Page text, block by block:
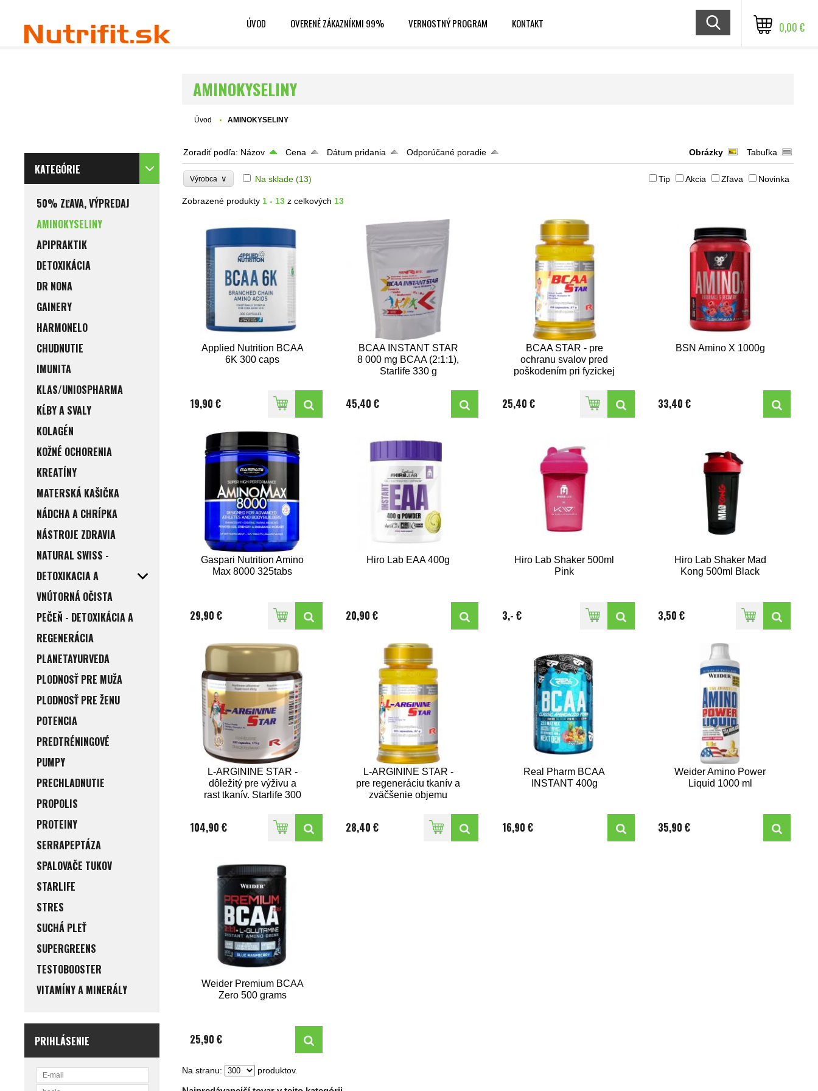
ÚVOD OVERENÉ ZÁKAZNÍKMI 99% VERNOSTNÝ PROGRAM KONTAKT 0,00 €
KATEGÓRIE
50% ZĽAVA, VÝPREDAJ
AMINOKYSELINY
APIPRAKTIK
DETOXIKÁCIA
DR NONA
GAINERY
HARMONELO
CHUDNUTIE
IMUNITA
KLAS/UNIOSPHARMA
KĹBY A SVALY
KOLAGÉN
KOŽNÉ OCHORENIA
KREATÍNY
MATERSKÁ KAŠIČKA
NÁDCHA A CHRÍPKA
NÁSTROJE ZDRAVIA
NATURAL SWISS -
DETOXIKACIA A
VNÚTORNÁ OČISTA
PEČEŇ - DETOXIKÁCIA A
REGENERÁCIA
PLANETAYURVEDA
PLODNOSŤ PRE MUŽA
PLODNOSŤ PRE ŽENU
POTENCIA
PREDTRÉNINGOVÉ
PUMPY
PRECHLADNUTIE
PROPOLIS
PROTEINY
SERRAPEPTÁZA
SPALOVAČE TUKOV
STARLIFE
STRES
SUCHÁ PLEŤ
SUPERGREENS
TESTOBOOSTER
VITAMÍNY A MINERÁLY
PRIHLÁSENIE
AMINOKYSELINY
Úvod AMINOKYSELINY
Zoradiť podľa: Názov Cena Dátum pridania Odporúčané poradie Obrázky Tabuľka
Výrobca ∨ Na sklade (13) Tip Akcia Zľava Novinka
Zobrazené produkty 1 - 13 z celkových 13
Applied Nutrition BCAA
6K 300 caps
19,90 €
BCAA INSTANT STAR
8 000 mg BCAA (2:1:1),
Starlife 330 g
45,40 €
BCAA STAR - pre
ochranu svalov pred
poškodením pri fyzickej
regeneráciu svalov,
Starlife 60 kaps
25,40 €
BSN Amino X 1000g
33,40 €
Gaspari Nutrition Amino
Max 8000 325tabs
29,90 €
Hiro Lab EAA 400g
20,90 €
Hiro Lab Shaker 500ml
Pink
3,- €
Hiro Lab Shaker Mad
Kong 500ml Black
3,50 €
L-ARGININE STAR -
dôležitý pre výživu a
rast tkanív. Starlife 300
104,90 €
L-ARGININE STAR -
pre regeneráciu tkanív a
zväčšenie objemu
28,40 €
Real Pharm BCAA
INSTANT 400g
16,90 €
Weider Amino Power
Liquid 1000 ml
35,90 €
Weider Premium BCAA
Zero 500 grams
25,90 €
Na stranu: produktov.